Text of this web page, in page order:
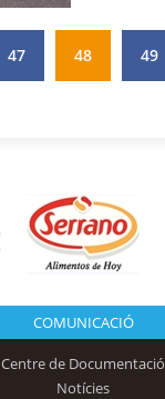
47 48 49
COMUNICACIÓ
Centre de Documentació
Notícies